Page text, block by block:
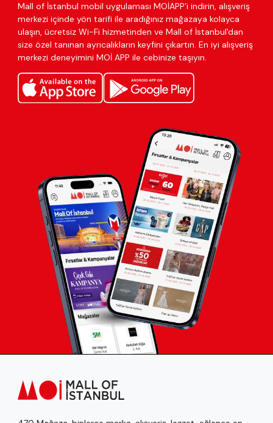
Mall of İstanbul mobil uygulaması MOİAPP’i indirin, alışveriş
merkezi içinde yön tarifi ile aradığınız mağazaya kolayca
ulaşın, ücretsiz Wi-Fi hizmetinden ve Mall of İstanbul'dan
size özel tanınan ayrıcalıkların keyfini çıkartın. En iyi alışveriş
merkezi deneyimini MOİ APP ile cebinize taşıyın.